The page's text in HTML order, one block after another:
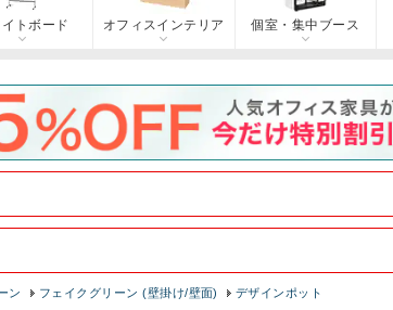
トボード オフィスインテリア 個室・集中ブース
ン フェイクグリーン (壁掛け/壁面) デザインポット